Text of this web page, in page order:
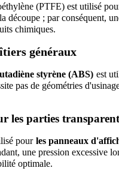
(PTFE) est utilisé
découpe ; par conséquent,
chimiques.
généraux
styrène (ABS) est
pas de géométries
les parties
pour les panneaux
une pression excessive
optimale.